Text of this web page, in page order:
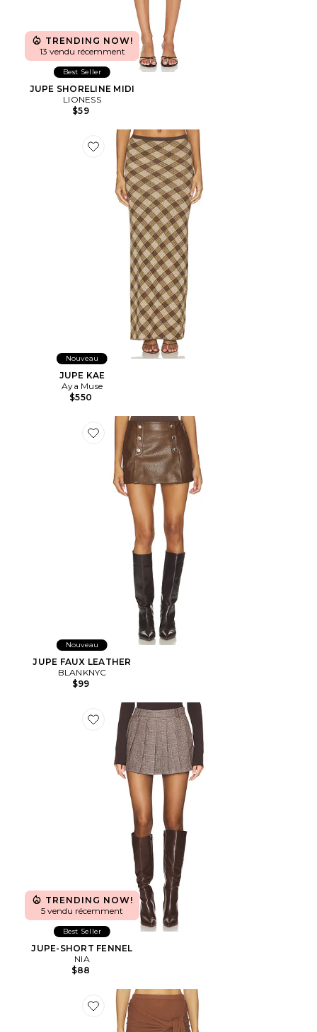
TRENDING NOW!
13 vendu récemment
Best Seller
JUPE SHORELINE MIDI
LIONESS
$59
Favorite JUPE KAE
Nouveau
JUPE KAE
Aya Muse
$550
Favorite JUPE FAUX LEATHER
Nouveau
JUPE FAUX LEATHER
BLANKNYC
$99
Favorite JUPE-SHORT FENNEL
TRENDING NOW!
5 vendu récemment
Best Seller
JUPE-SHORT FENNEL
NIA
$88
Favorite JUPE SANTEE